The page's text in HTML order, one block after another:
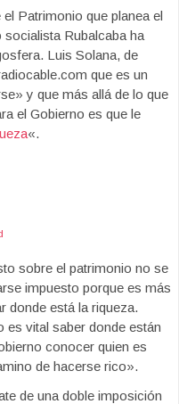
Patrimonio que planea el
socialista Rubalcaba ha
Luis Solana, de
que es un
y que más allá de lo que
el Gobierno es que le
«.
sobre el patrimonio no se
impuesto porque es más
donde está la riqueza.
es vital saber donde están
conocer quien es
de hacerse rico».
de una doble imposición